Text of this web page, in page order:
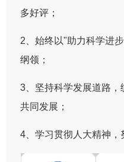
多好评；
2、始终以"助力科学进
纲领；
3、坚持科学发展道路
共同发展；
4、学习贯彻人大精神，